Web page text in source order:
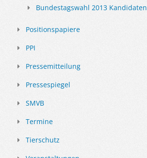
Bundestagswahl 2013 Kandidaten
Positionspapiere
PPI
Pressemitteilung
Pressespiegel
SMVB
Termine
Tierschutz